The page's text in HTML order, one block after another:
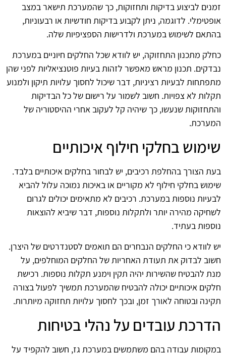
זמנים לביצוע בדיקות ותחזוקות, כך שהמערכת תישאר במצב
אופטימלי. לדוגמה, ניתן לקבוע בדיקות חודשיות או רבעוניות,
בהתאם לשימוש במערכת ולדרישות הספציפיות שלה.
כחלק מתכנון התחזוקה, יש לוודא שכל החלקים חיוניים במערכת
נבדקים. תכנון מראש מאפשר לזהות בעיות פוטנציאליות לפני שהן
מתפתחות לבעיות רציניות, דבר שיכול לחסוך עלויות תיקון ולמנוע
תקלות לא צפויות. חשוב לשמור על רישום של כל הבדיקות
והתחזוקות שנעשו, כך שיהיה קל לעקוב אחרי ההיסטוריה של
המערכת.
שימוש בחלקי חילוף איכותיים
בעת הצורך בהחלפת רכיבים, יש לבחור בחלקים איכותיים בלבד.
שימוש בחלקי חילוף לא מקוריים או באיכות נמוכה עלול להביא
לבעיות נוספות במערכת. רכיבים לא מתאימים יכולים לגרום
לשחיקה מהירה יותר ולתקלות נוספות, דבר שיביא להוצאות
נוספות בעתיד.
יש לוודא כי החלקים הנבחרים הם תואמים לסטנדרטים של היצרן.
חשוב לבדוק את תעודת האחריות של החלקים המוחלפים, על
מנת להבטיח שהשירות יהיה תקין וימנע תקלות נוספות. רכישת
חלקים איכותיים יכולה להבטיח שהמערכת תמשיך לפעול בצורה
תקינה ובטוחה לאורך זמן, ובכך לחסוך עלויות תחזוקה מיותרות.
הדרכת עובדים על נהלי בטיחות
במקומות עבודה בהם משתמשים במערכת גז, חשוב להקפיד על